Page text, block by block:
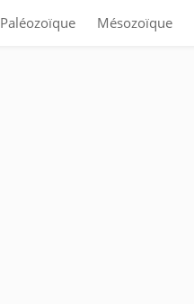
Paléozoïque Mésozoïque